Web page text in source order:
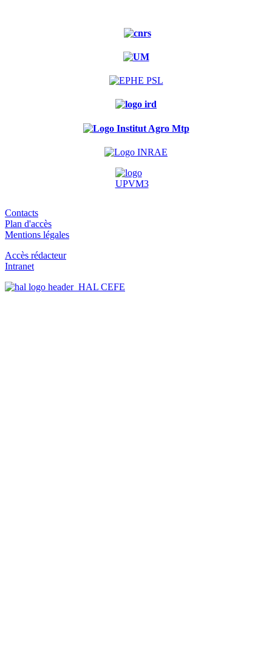
Contacts
Plan d'accès
Mentions légales
Accès rédacteur
Intranet
HAL CEFE